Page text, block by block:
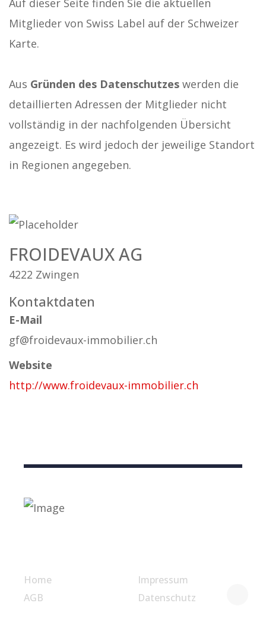
Auf dieser Seite finden Sie die aktuellen
Mitglieder von Swiss Label auf der Schweizer
Karte.
Aus Gründen des Datenschutzes werden die
detaillierten Adressen der Mitglieder nicht
vollständig in der nachfolgenden Übersicht
angezeigt. Es wird jedoch der jeweilige Standort
in Regionen angegeben.
FROIDEVAUX AG
4222 Zwingen
Kontaktdaten
E-Mail
gf@froidevaux-immobilier.ch
Website
http://www.froidevaux-immobilier.ch
Home
AGB
Impressum
Datenschutz